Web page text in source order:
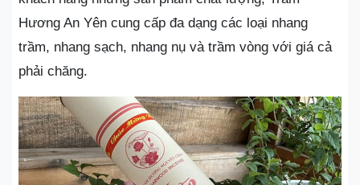
Hương An Yên cung cấp đa dạng các loại nhang
trầm, nhang sạch, nhang nụ và trầm vòng với giá cả
phải chăng.